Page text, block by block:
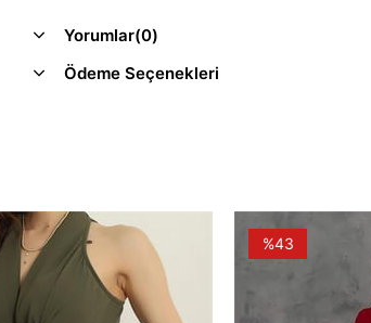
Yorumlar(0)
Ödeme Seçenekleri
%43